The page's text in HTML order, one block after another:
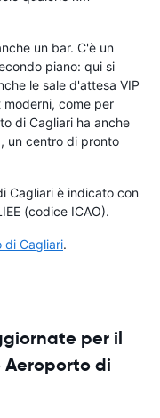
un bar. C'è un
piano: qui si
le sale d'attesa VIP
come per
di Cagliari ha anche
un centro di pronto
Cagliari è indicato con
(codice ICAO).
di Cagliari.
per il
Aeroporto di